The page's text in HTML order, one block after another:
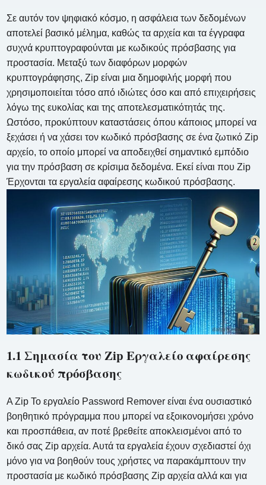
Σε αυτόν τον ψηφιακό κόσμο, η ασφάλεια των δεδομένων
αποτελεί βασικό μέλημα, καθώς τα αρχεία και τα έγγραφα
συχνά κρυπτογραφούνται με κωδικούς πρόσβασης για
προστασία. Μεταξύ των διαφόρων μορφών
κρυπτογράφησης, Zip είναι μια δημοφιλής μορφή που
χρησιμοποιείται τόσο από ιδιώτες όσο και από επιχειρήσεις
λόγω της ευκολίας και της αποτελεσματικότητάς της.
Ωστόσο, προκύπτουν καταστάσεις όπου κάποιος μπορεί να
ξεχάσει ή να χάσει τον κωδικό πρόσβασης σε ένα ζωτικό Zip
αρχείο, το οποίο μπορεί να αποδειχθεί σημαντικό εμπόδιο
για την πρόσβαση σε κρίσιμα δεδομένα. Εκεί είναι που Zip
Έρχονται τα εργαλεία αφαίρεσης κωδικού πρόσβασης.
1.1 Σημασία του Zip Εργαλείο αφαίρεσης
κωδικού πρόσβασης
A Zip Το εργαλείο Password Remover είναι ένα ουσιαστικό
βοηθητικό πρόγραμμα που μπορεί να εξοικονομήσει χρόνο
και προσπάθεια, αν ποτέ βρεθείτε αποκλεισμένοι από το
δικό σας Zip αρχεία. Αυτά τα εργαλεία έχουν σχεδιαστεί όχι
μόνο για να βοηθούν τους χρήστες να παρακάμπτουν την
προστασία με κωδικό πρόσβασης Zip αρχεία αλλά και για